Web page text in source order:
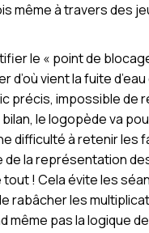
même à travers des
le « point de
d’où vient la fuite
précis, impossible de
le logopède va
difficulté à retenir les
de la représentation
! Cela évite les
rabâcher les
même pas la logique de